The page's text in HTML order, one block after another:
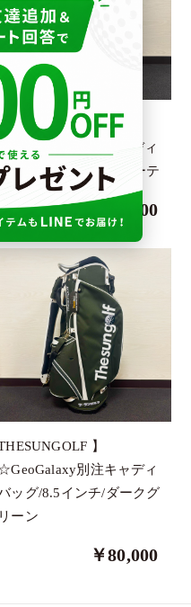
】
☆GeoGalaxy別注キャディ
ッグ/8.5インチ/コヨーテ
￥80,000
】
別注キャディ
ッグ/8.5インチ/ダークグ
リーン
￥80,000